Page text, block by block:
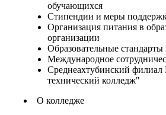
обучающихся
Стипендии и меры
Организация питания в
организации
Образовательные стандарты
Международное
Среднеахтубинский
технический колледж"
О колледже